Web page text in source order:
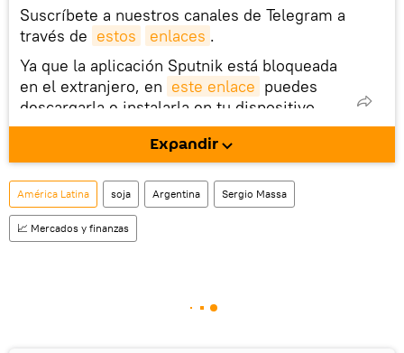
Suscríbete a nuestros canales de Telegram a
través de estos enlaces .
Ya que la aplicación Sputnik está bloqueada
en el extranjero, en este enlace puedes
descargarla e instalarla en tu dispositivo
móvil (¡solo para Android!).
También tenemos una cuenta en la red
social rusa VK .
Expandir
América Latina soja Argentina Sergio Massa
📈 Mercados y finanzas